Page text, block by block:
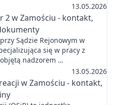
13.05.2026
2 w Zamościu - kontakt,
Sądzie Rejonowym w
się w pracy z
nadzorem …
13.05.2026
w Zamościu - kontakt,